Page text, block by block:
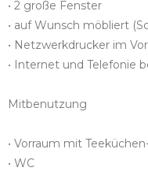
• 2 große Fenster
• auf Wunsch möbliert
• Netzwerkdrucker im
• Internet und Telefonie
Mitbenutzung
• Vorraum mit
• WC